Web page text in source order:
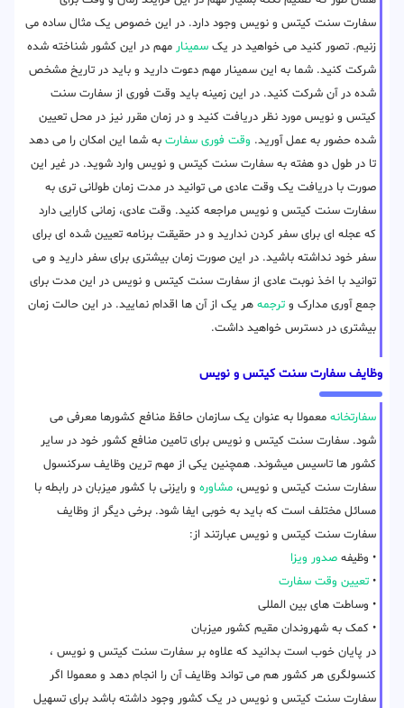
سفارت سنت کیتس و نویس وجود دارد. در این خصوص یک مثال ساده می
زنیم. تصور کنید می خواهید در یک سمینار مهم در این کشور شناخته شده
شرکت کنید. شما به این سمینار مهم دعوت دارید و باید در تاریخ مشخص
شده در آن شرکت کنید. در این زمینه باید وقت فوری از سفارت سنت
کیتس و نویس مورد نظر دریافت کنید و در زمان مقرر نیز در محل تعیین
شده حضور به عمل آورید. وقت فوری سفارت به شما این امکان را می دهد
تا در طول دو هفته به سفارت سنت کیتس و نویس وارد شوید. در غیر این
صورت با دریافت یک وقت عادی می توانید در مدت زمان طولانی تری به
سفارت سنت کیتس و نویس مراجعه کنید. وقت عادی، زمانی کارایی دارد
که عجله ای برای سفر کردن ندارید و در حقیقت برنامه تعیین شده ای برای
سفر خود نداشته باشید. در این صورت زمان بیشتری برای سفر دارید و می
توانید با اخذ نوبت عادی از سفارت سنت کیتس و نویس در این مدت برای
جمع آوری مدارک و ترجمه هر یک از آن ها اقدام نمایید. در این حالت زمان
بیشتری در دسترس خواهید داشت.
وظایف سفارت سنت کیتس و نویس
سفارتخانه معمولا به عنوان یک سازمان حافظ منافع کشورها معرفی می
شود. سفارت سنت کیتس و نویس برای تامین منافع کشور خود در سایر
کشور ها تاسیس میشوند. همچنین یکی از مهم ترین وظایف سرکنسول
سفارت سنت کیتس و نویس، مشاوره و رایزنی با کشور میزبان در رابطه با
مسائل مختلف است که باید به خوبی ایفا شود. برخی دیگر از وظایف
سفارت سنت کیتس و نویس عبارتند از:
• وظیفه صدور ویزا
• تعیین وقت سفارت
• وساطت های بین المللی
• کمک به شهروندان مقیم کشور میزبان
در پایان خوب است بدانید که علاوه بر سفارت سنت کیتس و نویس ،
کنسولگری هر کشور هم می تواند وظایف آن را انجام دهد و معمولا اگر
سفارت سنت کیتس و نویس در یک کشور وجود داشته باشد برای تسهیل